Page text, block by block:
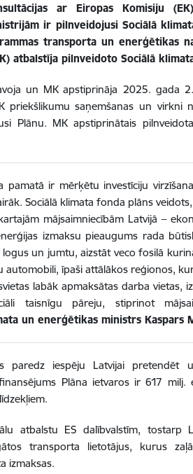
ar Eiropas Komisiju
ir pilnveidojusi Sociālā
transporta un enerģētikas
atbalstīja pilnveidoto Sociālā
un MK apstiprināja 2025. gada
priekšlikumu saņemšanas un
Plānu. MK apstiprinātais
pamatā ir mērķētu investīciju
Sociālā klimata fonda plāns
mājsaimniecībām Latvijā –
izmaksu pieaugums rada
un jumtu, aizstāt veco fosilā
automobili, īpaši attālākos reģionos,
labāk apmaksātas darba vietas,
taisnīgu pāreju, stiprinot
un enerģētikas ministrs Kaspars
paredz iespēju Latvijai pretendēt
Plāna ietvaros ir 617
atbalstu ES dalībvalstīm, tostarp
transporta lietotājus, kurus
izmaksas.